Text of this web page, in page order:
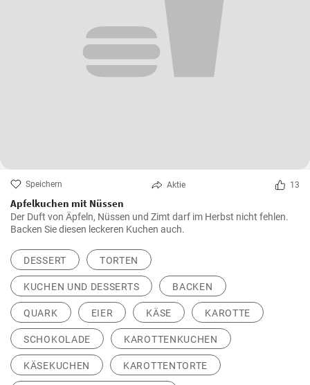
Speichern Aktie 13
Apfelkuchen mit Nüssen
Der Duft von Äpfeln, Nüssen und Zimt darf im Herbst nicht fehlen.
Backen Sie diesen leckeren Kuchen auch.
DESSERT TORTEN
KUCHEN UND DESSERTS BACKEN
QUARK EIER KÄSE KAROTTE
SCHOKOLADE KAROTTENKUCHEN
KÄSEKUCHEN KAROTTENTORTE